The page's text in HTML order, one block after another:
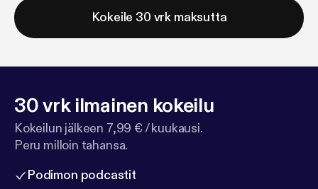
Kokeile 30 vrk maksutta
30 vrk ilmainen kokeilu
Kokeilun jälkeen 7,99 € / kuukausi.
Peru milloin tahansa.
Podimon podcastit